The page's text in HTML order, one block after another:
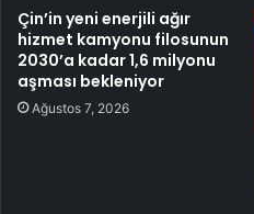
Çin’in yeni enerjili ağır
hizmet kamyonu filosunun
2030’a kadar 1,6 milyonu
aşması bekleniyor
Ağustos 7, 2026